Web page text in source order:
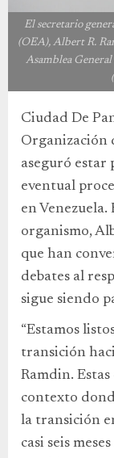
El secretario
(OEA), Albert R.
Asamblea
Ciudad De
Organización
aseguró estar
eventual
en
organismo,
que han
debates al
sigue siendo
“Estamos
transición
Ramdin.
contexto
la transición
casi seis